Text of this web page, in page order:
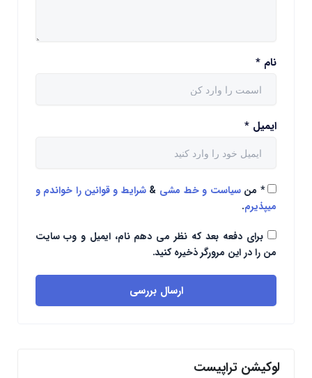
نام *
ایمیل *
* منسیاست و خط مشی &شرایط و قوانین را خواندم و
میپذیرم.
برای دفعه بعد که نظر می دهم نام، ایمیل و وب سایت
من را در این مرورگر ذخیره کنید.
ارسال بررسی
لوکیشن تراپیست